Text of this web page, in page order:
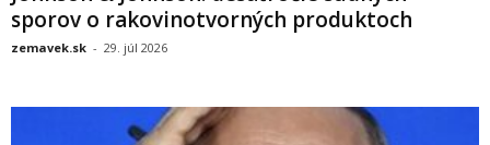
sporov o rakovinotvorných produktoch
zemavek.sk - 29. júl 2026